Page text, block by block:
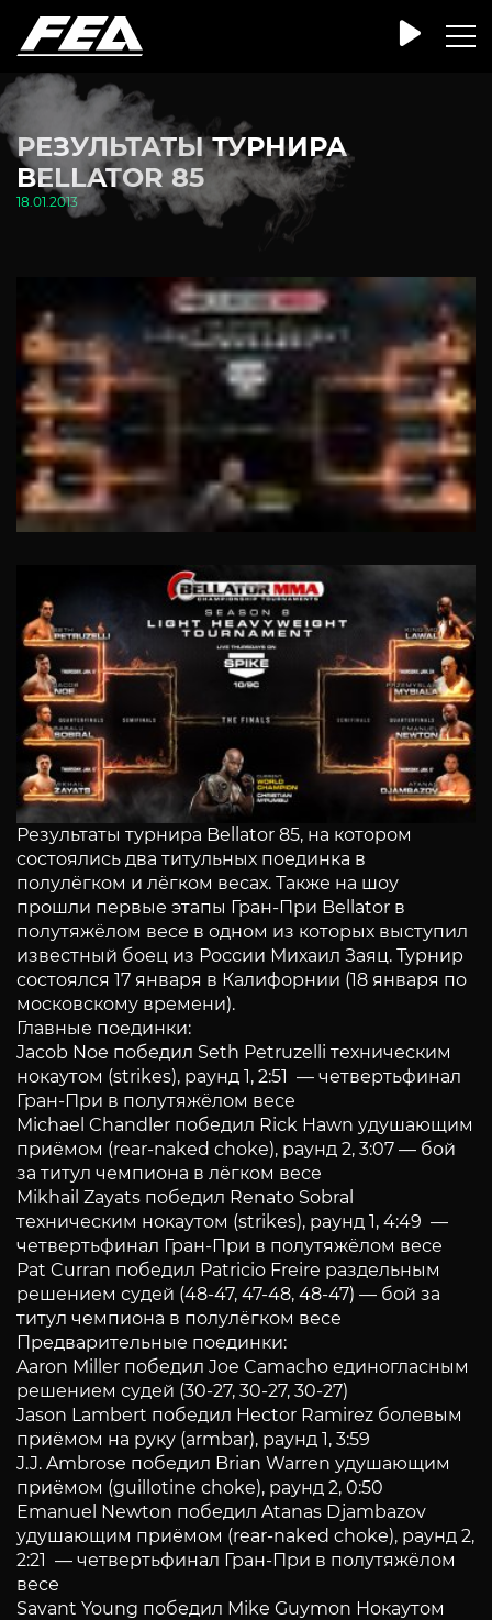
РЕЗУЛЬТАТЫ ТУРНИРА
BELLATOR 85
18.01.2013
Результаты турнира Bellator 85, на котором
состоялись два титульных поединка в
полулёгком и лёгком весах. Также на шоу
прошли первые этапы Гран-При Bellator в
полутяжёлом весе в одном из которых выступил
известный боец из России Михаил Заяц. Турнир
состоялся 17 января в Калифорнии (18 января по
московскому времени).
Главные поединки:
Jacob Noe победил Seth Petruzelli техническим
нокаутом (strikes), раунд 1, 2:51 — четвертьфинал
Гран-При в полутяжёлом весе
Michael Chandler победил Rick Hawn удушающим
приёмом (rear-naked choke), раунд 2, 3:07 — бой
за титул чемпиона в лёгком весе
Mikhail Zayats победил Renato Sobral
техническим нокаутом (strikes), раунд 1, 4:49 —
четвертьфинал Гран-При в полутяжёлом весе
Pat Curran победил Patricio Freire раздельным
решением судей (48-47, 47-48, 48-47) — бой за
титул чемпиона в полулёгком весе
Предварительные поединки:
Aaron Miller победил Joe Camacho единогласным
решением судей (30-27, 30-27, 30-27)
Jason Lambert победил Hector Ramirez болевым
приёмом на руку (armbar), раунд 1, 3:59
J.J. Ambrose победил Brian Warren удушающим
приёмом (guillotine choke), раунд 2, 0:50
Emanuel Newton победил Atanas Djambazov
удушающим приёмом (rear-naked choke), раунд 2,
2:21 — четвертьфинал Гран-При в полутяжёлом
весе
Savant Young победил Mike Guymon Нокаутом